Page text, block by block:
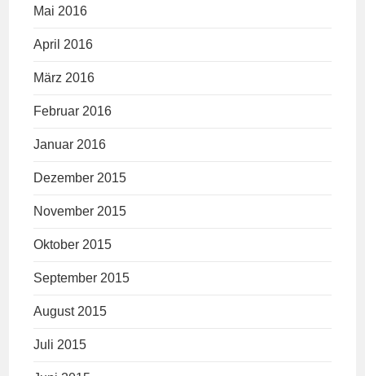
Mai 2016
April 2016
März 2016
Februar 2016
Januar 2016
Dezember 2015
November 2015
Oktober 2015
September 2015
August 2015
Juli 2015